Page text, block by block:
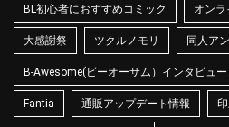
BL初心者におすすめコミック オン
大感謝祭 ツクルノモリ 同人ア
B-Awesome(ビーオーサム）インタビュー
Fantia 通販アップデート情報